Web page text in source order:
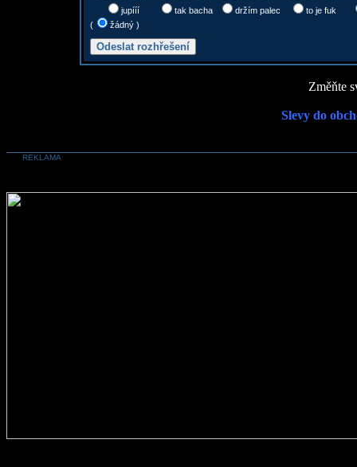
jupííí tak bacha držím palec
to je fuk
(
žádný )
Změňte
Slevy do
REKLAMA